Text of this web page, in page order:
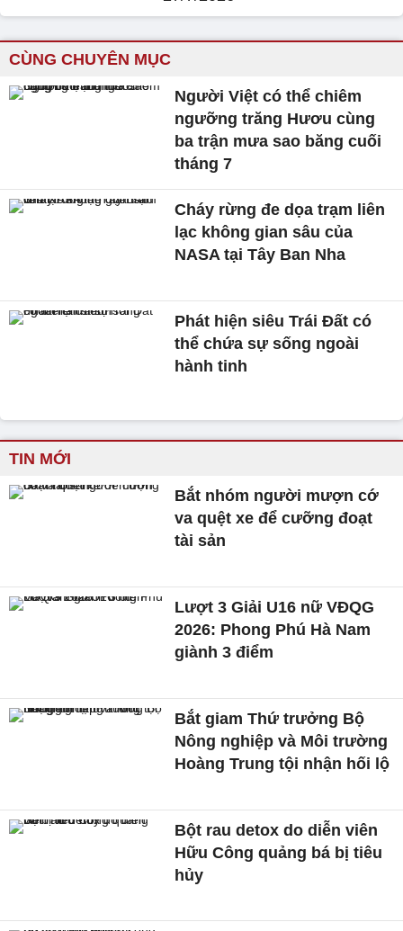
CÙNG CHUYÊN MỤC
Người Việt có thể chiêm
ngưỡng trăng Hươu cùng
ba trận mưa sao băng cuối
tháng 7
Cháy rừng đe dọa trạm liên
lạc không gian sâu của
NASA tại Tây Ban Nha
Phát hiện siêu Trái Đất có
thể chứa sự sống ngoài
hành tinh
TIN MỚI
Bắt nhóm người mượn cớ
va quệt xe để cưỡng đoạt
tài sản
Lượt 3 Giải U16 nữ VĐQG
2026: Phong Phú Hà Nam
giành 3 điểm
Bắt giam Thứ trưởng Bộ
Nông nghiệp và Môi trường
Hoàng Trung tội nhận hối lộ
Bột rau detox do diễn viên
Hữu Công quảng bá bị tiêu
hủy